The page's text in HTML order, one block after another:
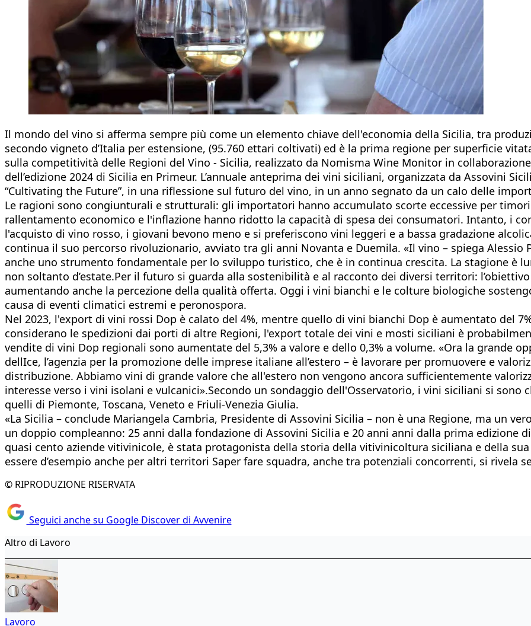
Il mondo del vino si afferma sempre più come un elemento chiave dell'economia della Sicilia, tra
secondo vigneto d’Italia per estensione, (95.760 ettari coltivati) ed è la prima regione per superficie
sulla competitività delle Regioni del Vino - Sicilia, realizzato da Nomisma Wine Monitor in
dell’edizione 2024 di Sicilia en Primeur. L’annuale anteprima dei vini siciliani, organizzata da Assovini
“Cultivating the Future”, in una riflessione sul futuro del vino, in un anno segnato da un calo delle
Le ragioni sono congiunturali e strutturali: gli importatori hanno accumulato scorte eccessive per
rallentamento economico e l'inflazione hanno ridotto la capacità di spesa dei consumatori. Intanto, i
l'acquisto di vino rosso, i giovani bevono meno e si preferiscono vini leggeri e a bassa gradazione
continua il suo percorso rivoluzionario, avviato tra gli anni Novanta e Duemila. «Il vino – spiega Alessio
anche uno strumento fondamentale per lo sviluppo turistico, che è in continua crescita. La stagione è
non soltanto d’estate.Per il futuro si guarda alla sostenibilità e al racconto dei diversi territori:
aumentando anche la percezione della qualità offerta. Oggi i vini bianchi e le colture biologiche
causa di eventi climatici estremi e peronospora.
Nel 2023, l'export di vini rossi Dop è calato del 4%, mentre quello di vini bianchi Dop è aumentato del
considerano le spedizioni dai porti di altre Regioni, l'export totale dei vini e mosti siciliani è
vendite di vini Dop regionali sono aumentate del 5,3% a valore e dello 0,3% a volume. «Ora la grande
dellIce, l’agenzia per la promozione delle imprese italiane all’estero – è lavorare per promuovere e
distribuzione. Abbiamo vini di grande valore che all'estero non vengono ancora sufficientemente
interesse verso i vini isolani e vulcanici».Secondo un sondaggio dell'Osservatorio, i vini siciliani si
quelli di Piemonte, Toscana, Veneto e Friuli-Venezia Giulia.
«La Sicilia – conclude Mariangela Cambria, Presidente di Assovini Sicilia – non è una Regione, ma un
un doppio compleanno: 25 anni dalla fondazione di Assovini Sicilia e 20 anni anni dalla prima edizione
quasi cento aziende vitivinicole, è stata protagonista della storia della vitivinicoltura siciliana e della
essere d’esempio anche per altri territori Saper fare squadra, anche tra potenziali concorrenti, si rivela
© RIPRODUZIONE RISERVATA
Seguici anche su Google Discover di Avvenire
Altro di Lavoro
Lavoro